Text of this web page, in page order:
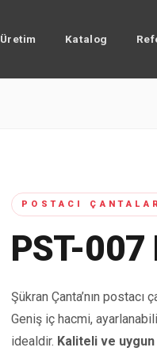
Üretim Katalog
POSTACI ÇANTALAR
PST-007
Şükran Çanta’nın postacı
Geniş iç hacmi,
idealdir. Kaliteli ve